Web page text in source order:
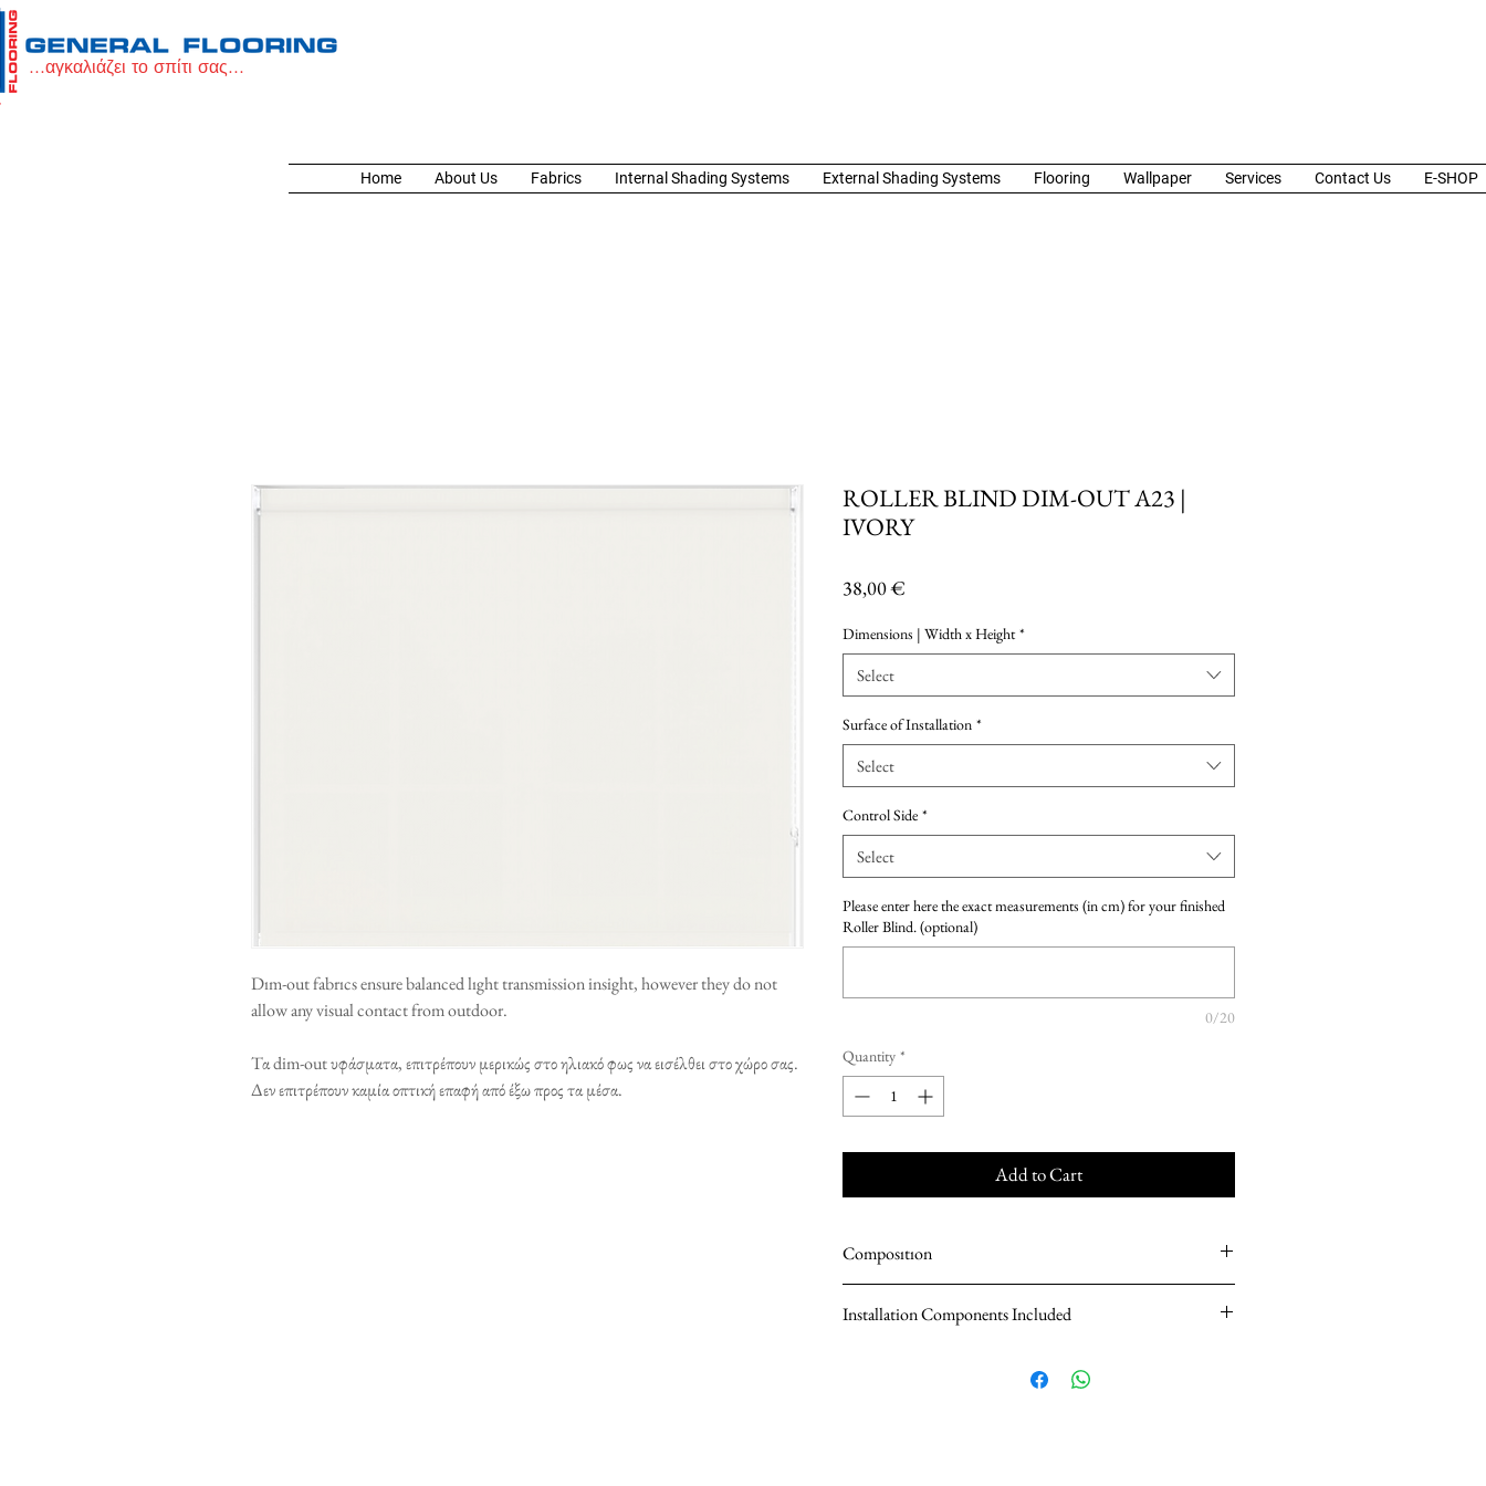
...αγκαλιάζει το σπίτι σας...
Home About Us Fabrics Internal Shading Systems External Shading Systems Flooring Wallpaper Services Contact Us E-SHOP
Dım-out fabrıcs ensure balanced lıght transmission insight, however they do not
allow any visual contact from outdoor.
Τα dim-out υφάσματα, επιτρέπουν μερικώς στο ηλιακό φως να εισέλθει στο χώρο σας.
Δεν επιτρέπουν καμία οπτική επαφή από έξω προς τα μέσα.
ROLLER BLIND DIM-OUT A23 |
IVORY
38,00 €
Dimensions | Width x Height *
Select
Surface of Installation *
Select
Control Side *
Select
Please enter here the exact measurements (in cm) for your finished
Roller Blind. (optional)
0/20
Quantity *
Add to Cart
Composıtıon
Installation Components Included